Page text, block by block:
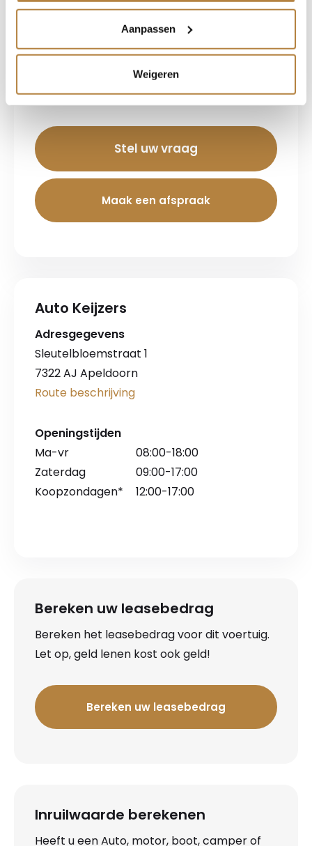
Aanpassen
Weigeren
055 - 526 86 56
Stel uw vraag
Maak een afspraak
Auto Keijzers
Adresgegevens
Sleutelbloemstraat 1
7322 AJ Apeldoorn
Route beschrijving
Openingstijden
Ma-vr
08:00-18:00
Zaterdag
09:00-17:00
Koopzondagen*
12:00-17:00
Bereken uw leasebedrag
Bereken het leasebedrag voor dit voertuig.
Let op, geld lenen kost ook geld!
Bereken uw leasebedrag
Inruilwaarde berekenen
Heeft u een Auto, motor, boot, camper of